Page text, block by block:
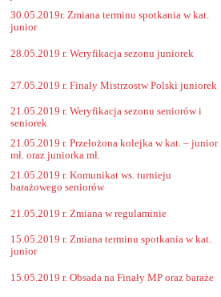
30.05.2019r. Zmiana terminu spotkania w kat.
junior
28.05.2019 r. Weryfikacja sezonu juniorek
27.05.2019 r. Finały Mistrzostw Polski juniorek
21.05.2019 r. Weryfikacja sezonu seniorów i
seniorek
21.05.2019 r. Przełożona kolejka w kat. – junior
mł. oraz juniorka mł.
21.05.2019 r. Komunikat ws. turnieju
barażowego seniorów
21.05.2019 r. Zmiana w regulaminie
15.05.2019 r. Zmiana terminu spotkania w kat.
junior
15.05.2019 r. Obsada na Finały MP oraz baraże